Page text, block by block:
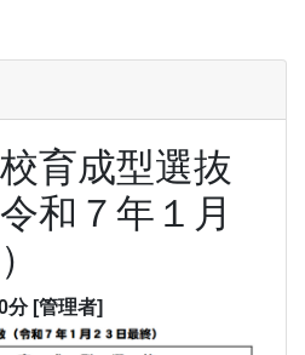
育成型選抜
和７年１月
分 [管理者]